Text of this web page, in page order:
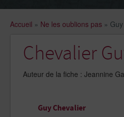
Accueil » Ne les oublions pas »
Chevalier
Auteur de la fiche : Jeannine
Guy Chevalier